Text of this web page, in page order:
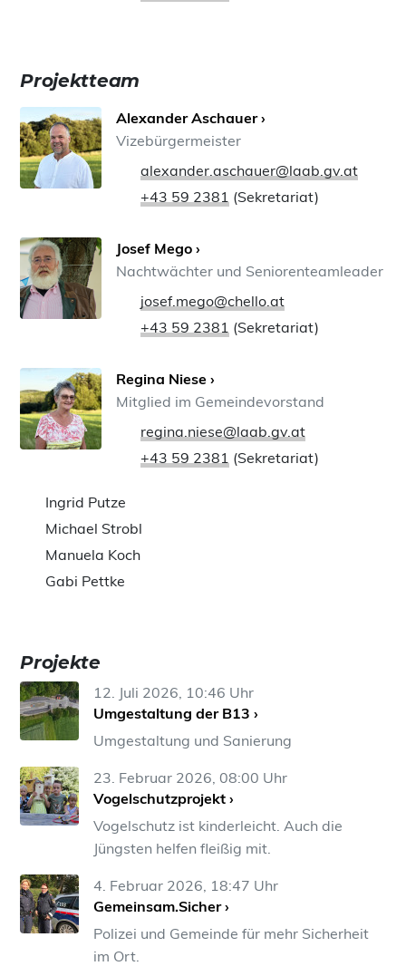
Projektteam
Alexander Aschauer ›
Vizebürgermeister
alexander.aschauer@laab.gv.at
+43 59 2381 (Sekretariat)
Josef Mego ›
Nachtwächter und Seniorenteamleader
josef.mego@chello.at
+43 59 2381 (Sekretariat)
Regina Niese ›
Mitglied im Gemeindevorstand
regina.niese@laab.gv.at
+43 59 2381 (Sekretariat)
Ingrid Putze
Michael Strobl
Manuela Koch
Gabi Pettke
Projekte
12. Juli 2026, 10:46 Uhr
Umgestaltung der B13 ›
Umgestaltung und Sanierung
23. Februar 2026, 08:00 Uhr
Vogelschutzprojekt ›
Vogelschutz ist kinderleicht. Auch die
Jüngsten helfen fleißig mit.
4. Februar 2026, 18:47 Uhr
Gemeinsam.Sicher ›
Polizei und Gemeinde für mehr Sicherheit
im Ort.